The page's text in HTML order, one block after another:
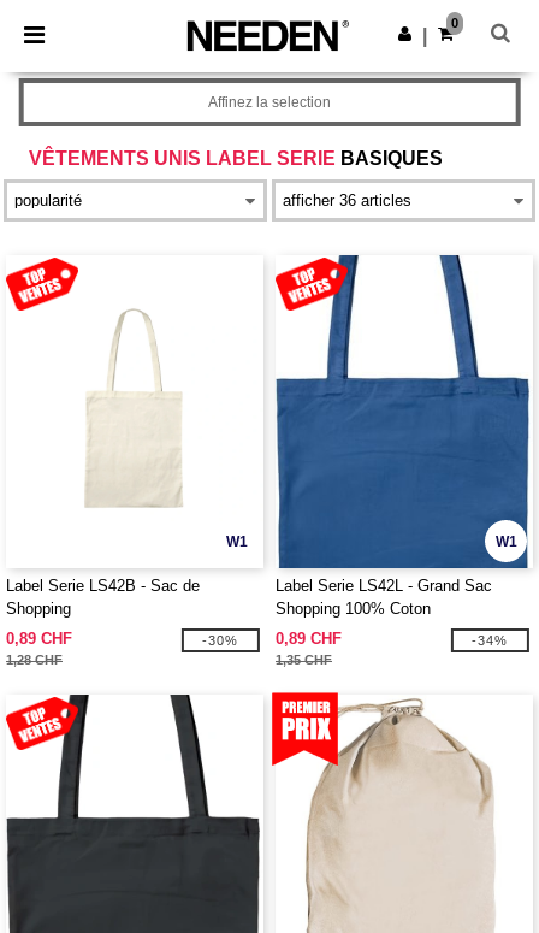
× Appli Needen
Meilleurs prix sur l’app !
Obtenir l'appli
0
VÊTEMENTS UNIS LABEL SERIE BASIQUES
Affinez la selection
W1
Label Serie LS42B - Sac de
Shopping
0,89 CHF
1,28 CHF
-30%
W1
Label Serie LS42L - Grand Sac
Shopping 100% Coton
0,89 CHF
1,35 CHF
-34%